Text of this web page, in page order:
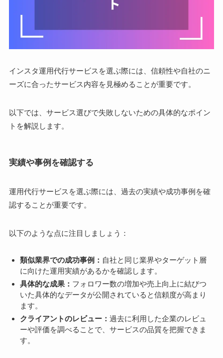
インスタ運用代行サービスを選ぶ際には、信頼性や自社のニ
ーズに合ったサービス内容を見極めることが重要です。
以下では、サービス選びで失敗しないための具体的なポイン
トを解説します。
実績や事例を確認する
運用代行サービスを選ぶ際には、過去の実績や成功事例を確
認することが重要です。
以下のような点に注目しましょう：
類似業界での成功事例： 自社と同じ業界やターゲット層
に向けた運用実績があるかを確認します。
具体的な成果： フォロワー数の増加や売上向上に結びつ
いた具体的なデータが公開されていると信頼度が高まり
ます。
クライアントのレビュー：過去に利用した企業のレビュ
ーや評価を調べることで、サービスの品質を把握できま
す。